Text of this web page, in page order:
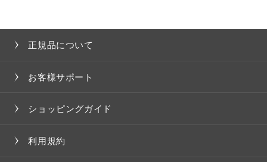
ものとし、この掲載をもって規約変更の通知が完了し
１．本規約の変更のケース以外に当社が必要と判断し
ます。
正規品について
お客様サポート
ショッピングガイド
利用規約